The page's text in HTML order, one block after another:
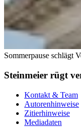
Sommerpause schlägt
Steinmeier rügt
Kontakt & Team
Autorenhinweise
Zitierhinweise
Mediadaten